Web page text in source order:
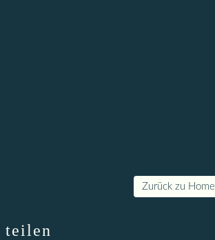
Zurück zu Home
teilen